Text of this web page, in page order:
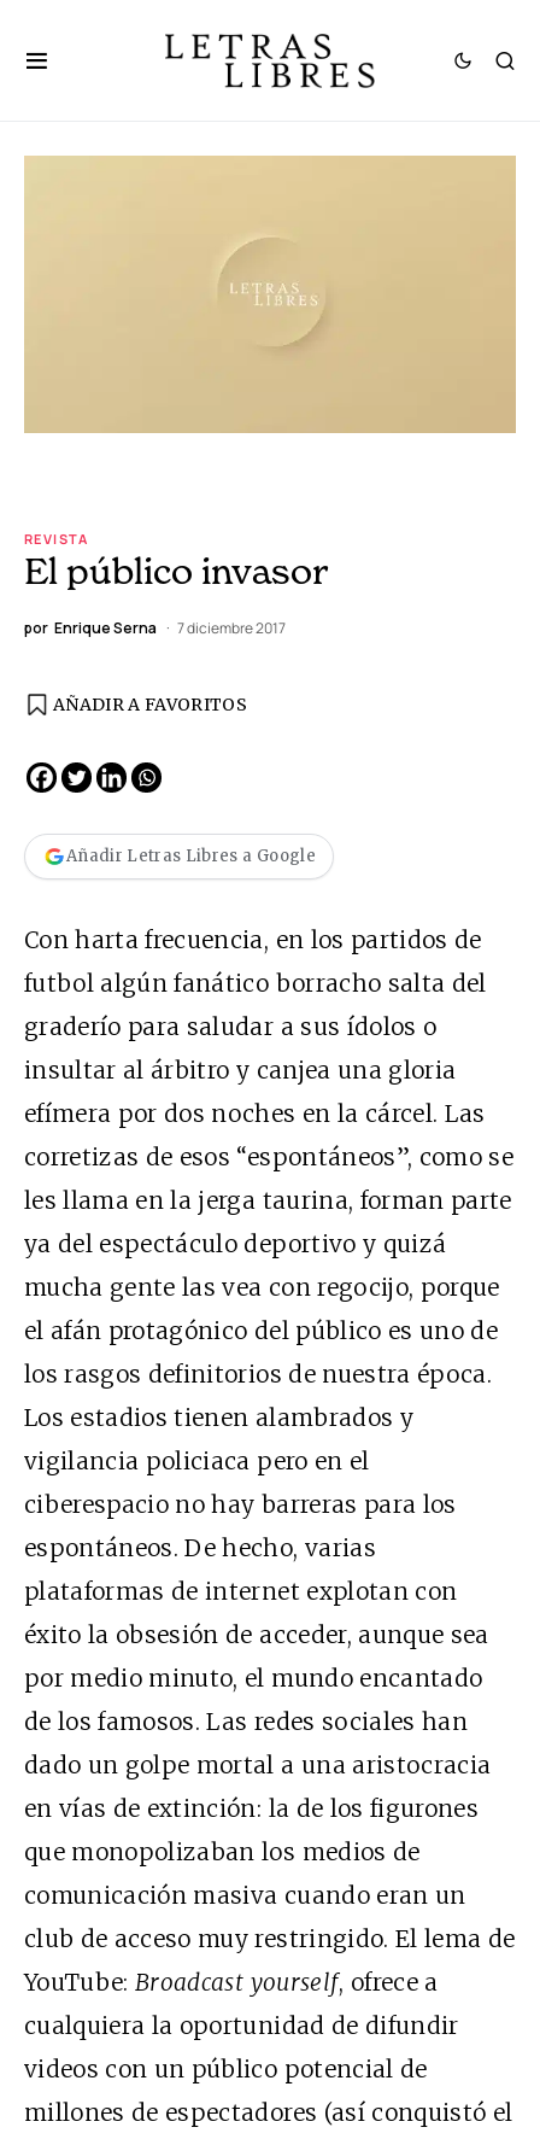
REVISTA
El público invasor
por Enrique Serna 7 diciembre 2017
AÑADIR A FAVORITOS
Añadir Letras Libres a Google
Con harta frecuencia, en los partidos de
futbol algún fanático borracho salta del
graderío para saludar a sus ídolos o
insultar al árbitro y canjea una gloria
efímera por dos noches en la cárcel. Las
corretizas de esos “espontáneos”, como se
les llama en la jerga taurina, forman parte
ya del espectáculo deportivo y quizá
mucha gente las vea con regocijo, porque
el afán protagónico del público es uno de
los rasgos definitorios de nuestra época.
Los estadios tienen alambrados y
vigilancia policiaca pero en el
ciberespacio no hay barreras para los
espontáneos. De hecho, varias
plataformas de internet explotan con
éxito la obsesión de acceder, aunque sea
por medio minuto, el mundo encantado
de los famosos. Las redes sociales han
dado un golpe mortal a una aristocracia
en vías de extinción: la de los figurones
que monopolizaban los medios de
comunicación masiva cuando eran un
club de acceso muy restringido. El lema de
YouTube: Broadcast yourself, ofrece a
cualquiera la oportunidad de difundir
videos con un público potencial de
millones de espectadores (así conquistó el